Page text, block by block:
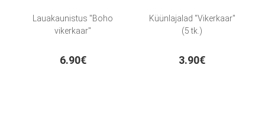
Lauakaunistus "Boho
vikerkaar"
6.90€
Küünlajalad "Vikerkaar"
(5 tk.)
3.90€